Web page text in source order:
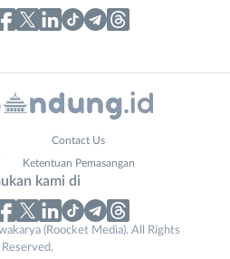
Contact Us
Ketentuan Pemasangan
kami di
(Roocket Media). All Rights
Reserved.